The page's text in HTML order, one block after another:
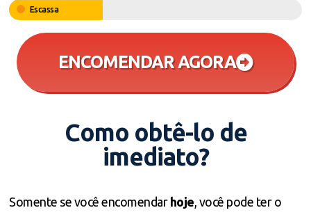
Escassa
ENCOMENDAR AGORA
Como obtê-lo de
imediato?
Somente se você encomendar hoje , você pode ter o